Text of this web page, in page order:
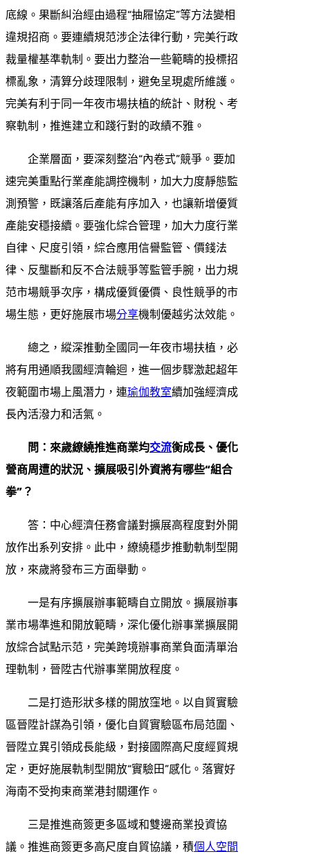
底線。果斷糾治經由過程“抽屜協定”等方法變相
違規招商。要連續規范涉企法律行動，完美行政
裁量權基準軌制。要出力整治一些範疇的投標招
標亂象，清算分歧理限制，避免呈現處所維護。
完美有利于同一年夜市場扶植的統計、財稅、考
察軌制，推進建立和踐行對的政績不雅。
企業層面，要深刻整治“內卷式”競爭。要加
速完美重點行業產能調控機制，加大力度靜態監
測預警，既讓落后產能有序加入，也讓新增優質
產能安穩接續。要強化綜合管理，加大力度行業
自律、尺度引領，綜合應用信譽監管、價錢法
律、反壟斷和反不合法競爭等監管手腕，出力規
范市場競爭次序，構成優質優價、良性競爭的市
場生態，更好施展市場分享機制優越劣汰效能。
總之，縱深推動全國同一年夜市場扶植，必
將有用通順我國經濟輪迴，進一個步驟激起超年
夜範圍市場上風潛力，連瑜伽教室續加強經濟成
長內活潑力和活氣。
問：來歲繚繞推進商業均交流衡成長、優化
營商周遭的狀況、擴展吸引外資將有哪些“組合
拳”？
答：中心經濟任務會議對擴展高程度對外開
放作出系列安排。此中，繚繞穩步推動軌制型開
放，來歲將發布三方面舉動。
一是有序擴展辦事範疇自立開放。擴展辦事
業市場準進和開放範疇，深化優化辦事業擴展開
放綜合試點示范，完美跨境辦事商業負面清單治
理軌制，晉陞古代辦事業開放程度。
二是打造形狀多樣的開放窪地。以自貿實驗
區晉陞計謀為引領，優化自貿實驗區布局范圍、
晉陞立異引領成長能級，對接國際高尺度經貿規
定，更好施展軌制型開放“實驗田”感化。落實好
海南不受拘束商業港封關運作。
三是推進商簽更多區域和雙邊商業投資協
議。推進商簽更多高尺度自貿協議，積個人空間